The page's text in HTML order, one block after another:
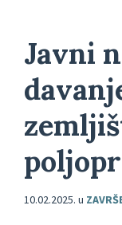
Javni
10.02.2025. u